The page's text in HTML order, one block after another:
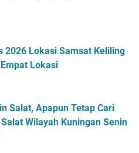
2026 Lokasi Samsat Keliling
Lokasi
Salat, Apapun Tetap Cari
Wilayah Kuningan Senin